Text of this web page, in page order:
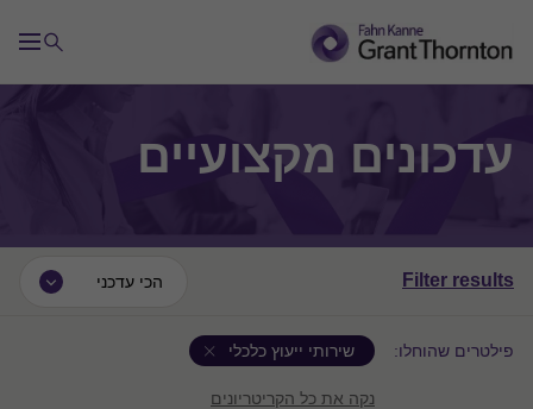
עדכונים מקצועיים
Filter results
פילטרים שהוחלו: שירותי ייעוץ כלכלי
נקה את כל הקריטריונים
הכי עדכני